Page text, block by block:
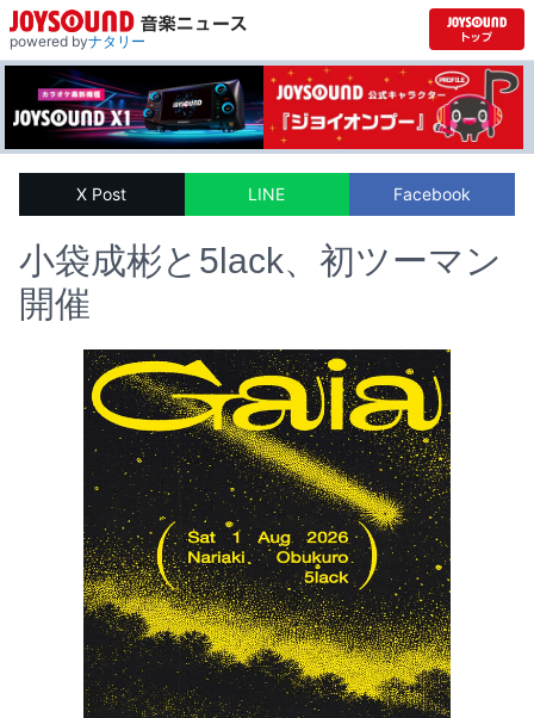
powered byナタリー
X Post LINE Facebook
小袋成彬と5lack、初ツーマン
開催